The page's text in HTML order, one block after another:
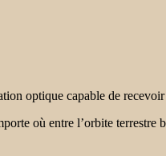
optique capable de
où entre l’orbite